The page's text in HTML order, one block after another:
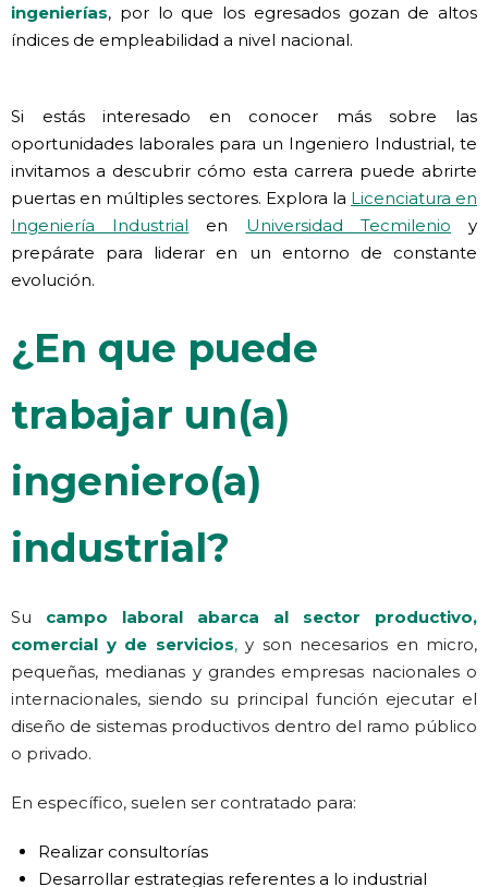
ingenierías, por lo que los egresados gozan de altos
índices de empleabilidad a nivel nacional.
Si estás interesado en conocer más sobre las
oportunidades laborales para un Ingeniero Industrial, te
invitamos a descubrir cómo esta carrera puede abrirte
puertas en múltiples sectores. Explora la Licenciatura en
Ingeniería Industrial en Universidad Tecmilenio y
prepárate para liderar en un entorno de constante
evolución.
¿En que puede
trabajar un(a)
ingeniero(a)
industrial?
Su campo laboral abarca al sector productivo,
comercial y de servicios,y son necesarios en micro,
pequeñas, medianas y grandes empresas nacionales o
internacionales, siendo su principal función ejecutar el
diseño de sistemas productivos dentro del ramo público
o privado.
En específico, suelen ser contratado para:
Realizar consultorías
Desarrollar estrategias referentes a lo industrial